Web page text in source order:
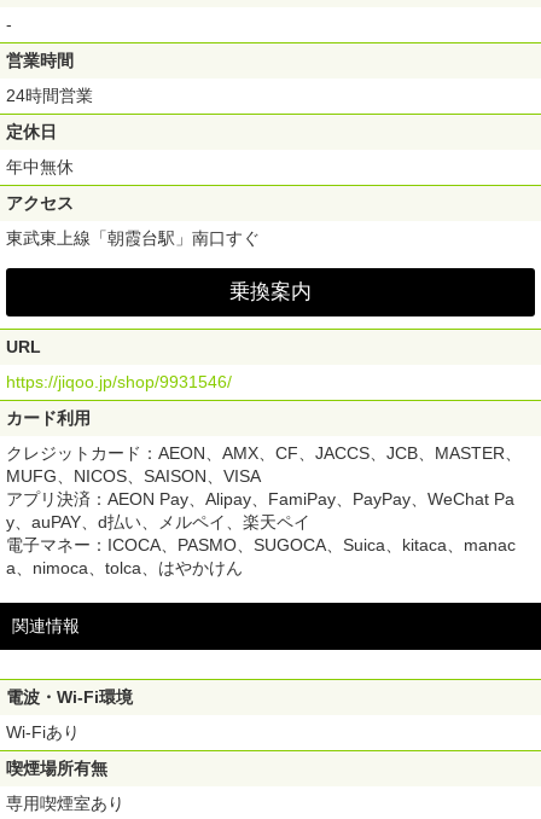
-
営業時間
24時間営業
定休日
年中無休
アクセス
東武東上線「朝霞台駅」南口すぐ
乗換案内
URL
https://jiqoo.jp/shop/9931546/
カード利用
クレジットカード：AEON、AMX、CF、JACCS、JCB、MASTER、
MUFG、NICOS、SAISON、VISA
アプリ決済：AEON Pay、Alipay、FamiPay、PayPay、WeChat Pa
y、auPAY、d払い、メルペイ、楽天ペイ
電子マネー：ICOCA、PASMO、SUGOCA、Suica、kitaca、manac
a、nimoca、tolca、はやかけん
関連情報
電波・Wi-Fi環境
Wi-Fiあり
喫煙場所有無
専用喫煙室あり